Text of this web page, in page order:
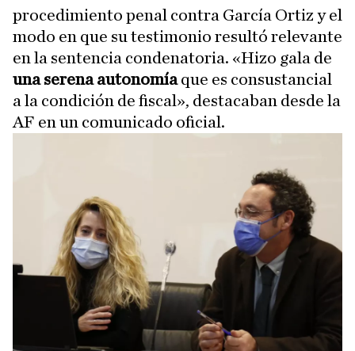
procedimiento penal contra García Ortiz y el
modo en que su testimonio resultó relevante
en la sentencia condenatoria. «Hizo gala de
una serena autonomíaque es consustancial
a la condición de fiscal», destacaban desde la
AF en un comunicado oficial.